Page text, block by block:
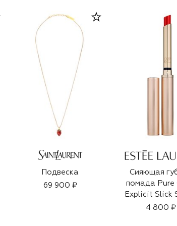
Подвеска
69 900 ₽
Сияющая
помада Pure
Explicit Slick
914
4 800 ₽